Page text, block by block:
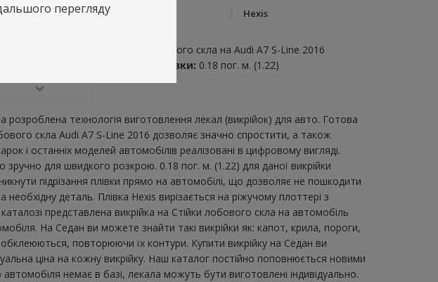
Hexis
Стійки лобового скла на Audi A7 S-Line 2016
Витрата плівки: 0.18 пог. м. (1.22)
технологія виготовлення лекал (викрійок) для авто. Готова
скла Audi A7 S-Line 2016 дозволяє значно спростити, а також
і останніх моделей автомобілів реалізовані в цифровому вигляді.
для швидкого розкрою. 0.18 пог. м. (1.22) для даної викрійки
підрізання плівки прямо на автомобілі, що дозволяє не пошкодити
деталь. Плівка Hexis вирізається на ріжучому плоттері з
представлена ​​викрійка на Стійки лобового скла на автомобіль
На Седан ви можете знайти такі викрійки як: капот, крила, пороги,
повторюючи їх контури. Купити викрійку на Седан ви
ціна на кожну викрійку. Наш каталог постійно поповнюється новими
немає в базі, лекала можуть бути виготовлені індивідуально.
перегляду